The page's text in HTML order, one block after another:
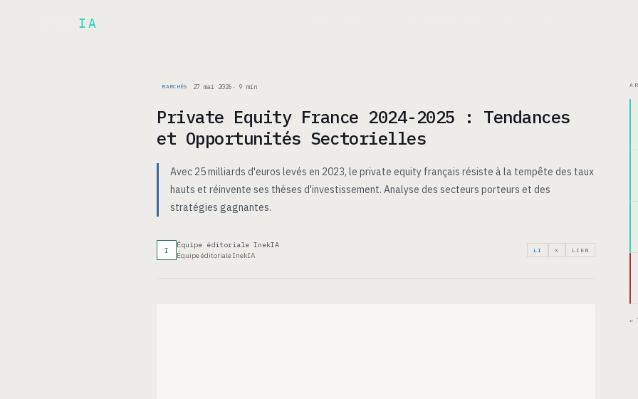
IA
MARCHÉS 27 mai 2026 · 9 min
Private Equity France 2024-2025 : Tendances
et Opportunités Sectorielles
Avec 25 milliards d'euros levés en 2023, le private equity français résiste à la tempête des taux
hauts et réinvente ses thèses d'investissement. Analyse des secteurs porteurs et des
stratégies gagnantes.
I
Équipe éditoriale InekIA
Équipe éditoriale InekIA
LI X LIEN
←